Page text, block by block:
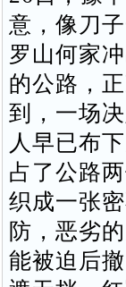
意，像刀
罗山何家
的公路，
到，一场
人早已布
占了公路
织成一张
防，恶劣
能被迫后